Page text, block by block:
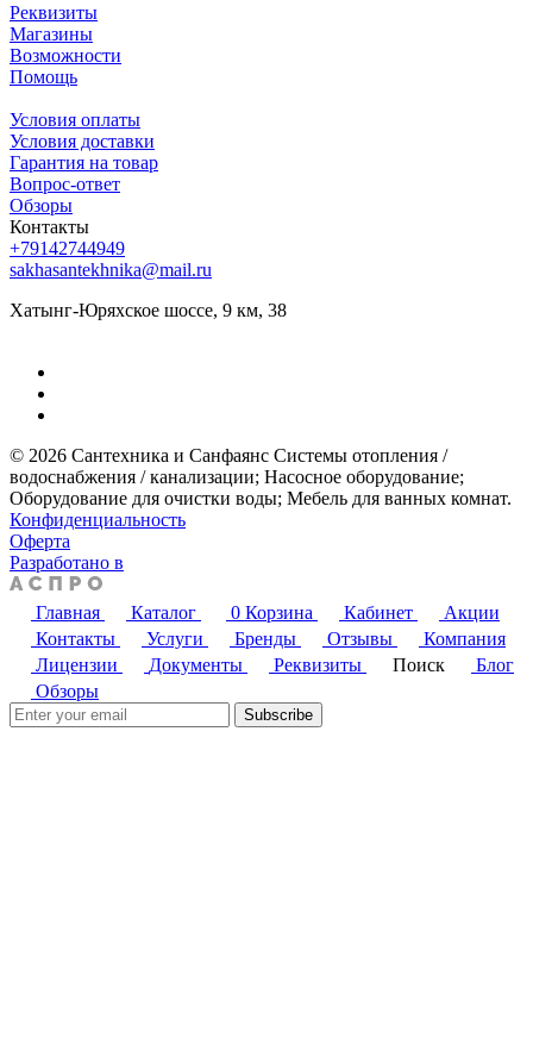
Реквизиты
Магазины
Возможности
Помощь
Условия оплаты
Условия доставки
Гарантия на товар
Вопрос-ответ
Обзоры
Контакты
+79142744949
sakhasantekhnika@mail.ru
Хатынг-Юряхское шоссе, 9 км, 38
© 2026 Сантехника и Санфаянс ​Системы отопления /
водоснабжения / канализации; ​Насосное оборудование; ​
Оборудование для очистки воды; ​Мебель для ванных комнат.
Конфиденциальность
Оферта
Разработано в
Главная Каталог 0 Корзина Кабинет
Акции
Контакты
Услуги Бренды Отзывы
Компания
Лицензии
Документы Реквизиты Поиск
Блог
Обзоры
Subscribe